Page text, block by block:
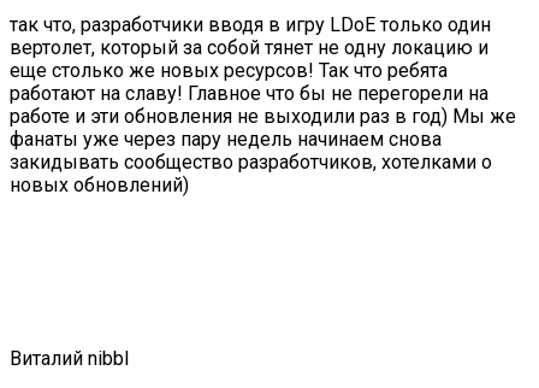
так что, разработчики вводя в игру LDoE только один
вертолет, который за собой тянет не одну локацию и
еще столько же новых ресурсов! Так что ребята
работают на славу! Главное что бы не перегорели на
работе и эти обновления не выходили раз в год) Мы же
фанаты уже через пару недель начинаем снова
закидывать сообщество разработчиков, хотелками о
новых обновлений)
Виталий nibbl